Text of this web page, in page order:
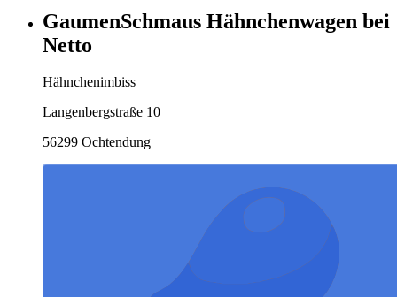
GaumenSchmaus Hähnchenwagen bei
Netto
Hähnchenimbiss
Langenbergstraße 10
56299 Ochtendung